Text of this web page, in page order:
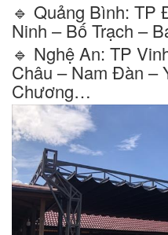
🔹 Quảng Bình: TP
Ninh – Bố Trạch –
🔹 Nghệ An: TP
Châu – Nam Đàn –
Chương…